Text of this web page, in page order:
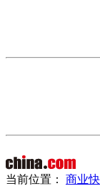
当前位置： 商业